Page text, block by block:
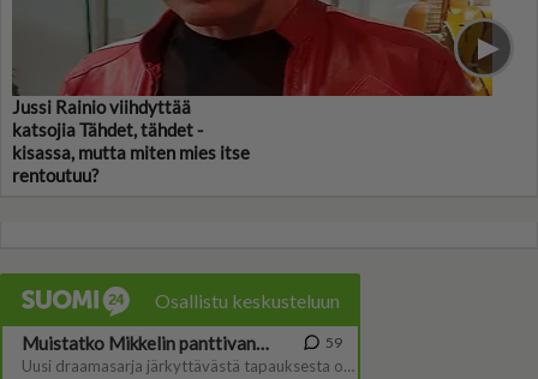
Jussi Rainio viihdyttää
katsojia Tähdet, tähdet -
kisassa, mutta miten mies itse
rentoutuu?